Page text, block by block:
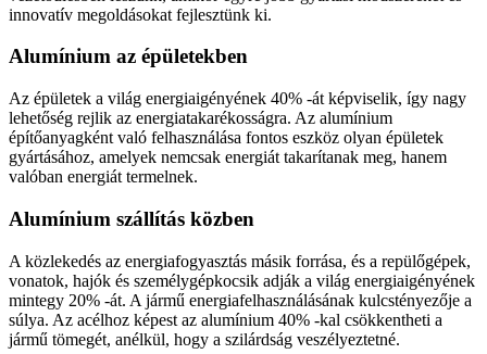
innovatív megoldásokat fejlesztünk ki.
Alumínium az épületekben
Az épületek a világ energiaigényének 40% -át képviselik, így nagy
lehetőség rejlik az energiatakarékosságra. Az alumínium
építőanyagként való felhasználása fontos eszköz olyan épületek
gyártásához, amelyek nemcsak energiát takarítanak meg, hanem
valóban energiát termelnek.
Alumínium szállítás közben
A közlekedés az energiafogyasztás másik forrása, és a repülőgépek,
vonatok, hajók és személygépkocsik adják a világ energiaigényének
mintegy 20% -át. A jármű energiafelhasználásának kulcstényezője a
súlya. Az acélhoz képest az alumínium 40% -kal csökkentheti a
jármű tömegét, anélkül, hogy a szilárdság veszélyeztetné.